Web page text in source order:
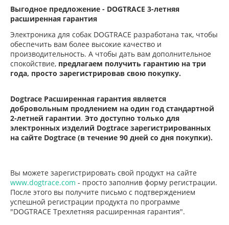
Выгодное предложение - DOGTRACE 3-летняя
расширенная гарантия
Электроника для собак DOGTRACE разработана так, чтобы
обеспечить вам более высокие качество и
производительность. А чтобы дать вам дополнительное
спокойствие, предлагаем получить гарантию на три
года, просто зарегистрировав свою покупку.
Dogtrace Расширенная гарантия является
добровольным продлением на один год стандартной
2-летней гарантии. Это доступно только для
электронных изделий Dogtrace зарегистрированных
на сайте Dogtrace (в течение 90 дней со дня покупки).
Вы можете зарегистрировать свой продукт на сайте
www.dogtrace.com - просто заполнив форму регистрации.
После этого вы получите письмо с подтверждением
успешной регистрации продукта по программе
"DOGTRACE Трехлетняя расширенная гарантия".